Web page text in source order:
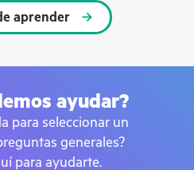
aprender
ayudar?
para seleccionar un
generales?
para ayudarte.